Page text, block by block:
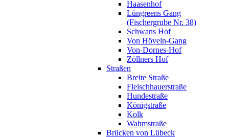
Haasenhof
Lüngreens Gang
(Fischergrube Nr. 38)
Schwans Hof
Von Höveln-Gang
Von-Dornes-Hof
Zöllners Hof
Straßen
Breite Straße
Fleischhauerstraße
Hundestraße
Königstraße
Kolk
Wahmstraße
Brücken von Lübeck